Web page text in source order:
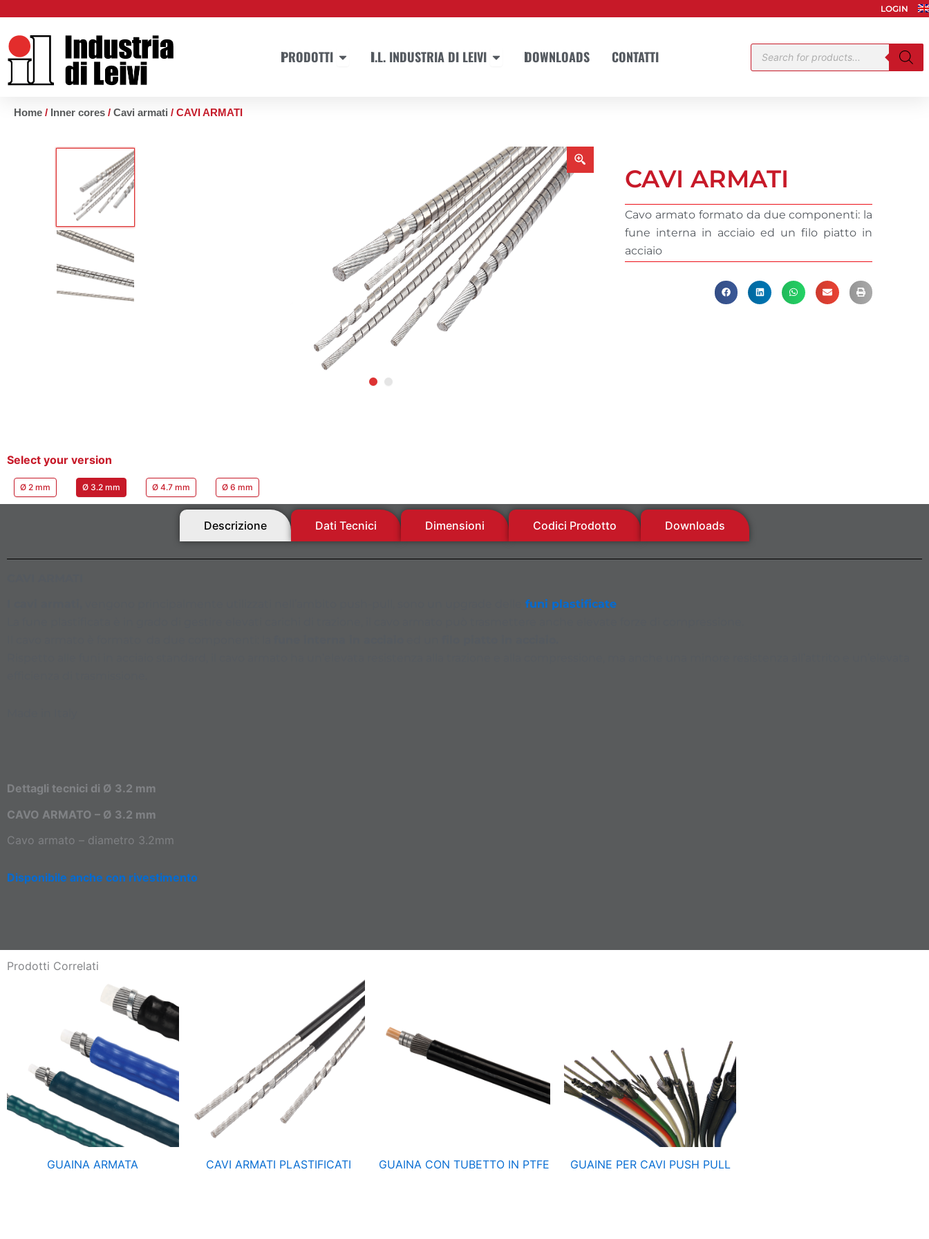
contenuto
LOGIN
PRODOTTI Apri PRODOTTII.L. INDUSTRIA DI LEIVI Apri I.L. INDUSTRIA DI LEIVI
DOWNLOADS CONTATTI
Products
search
Home / Inner cores / Cavi armati / CAVI ARMATI
CAVI ARMATI
Cavo armato formato da due componenti: la
fune interna in acciaio ed un filo piatto in
acciaio
Select your version
Ø 2 mm Ø 3.2 mm Ø 4.7 mm Ø 6 mm
Descrizione Dati Tecnici Dimensioni Codici Prodotto Downloads
funi plastificate
Dettagli tecnici di Ø 3.2 mm
CAVO ARMATO – Ø 3.2 mm
Cavo armato – diametro 3.2mm
Disponibile anche con rivestimento
Prodotti Correlati
GUAINA ARMATA CAVI ARMATI PLASTIFICATI GUAINA CON TUBETTO IN PTFE GUAINE PER CAVI PUSH PULL